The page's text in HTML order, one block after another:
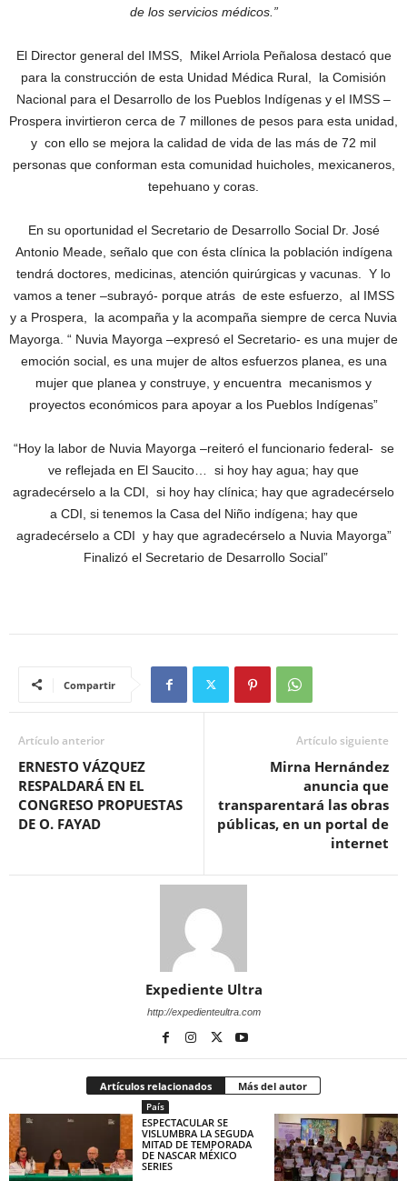
de los servicios médicos.”
El Director general del IMSS, Mikel Arriola Peñalosa destacó que
para la construcción de esta Unidad Médica Rural, la Comisión
Nacional para el Desarrollo de los Pueblos Indígenas y el IMSS –
Prospera invirtieron cerca de 7 millones de pesos para esta unidad,
y con ello se mejora la calidad de vida de las más de 72 mil
personas que conforman esta comunidad huicholes, mexicaneros,
tepehuano y coras.
En su oportunidad el Secretario de Desarrollo Social Dr. José
Antonio Meade, señalo que con ésta clínica la población indígena
tendrá doctores, medicinas, atención quirúrgicas y vacunas. Y lo
vamos a tener –subrayó- porque atrás de este esfuerzo, al IMSS
y a Prospera, la acompaña y la acompaña siempre de cerca Nuvia
Mayorga. “ Nuvia Mayorga –expresó el Secretario- es una mujer de
emoción social, es una mujer de altos esfuerzos planea, es una
mujer que planea y construye, y encuentra mecanismos y
proyectos económicos para apoyar a los Pueblos Indígenas”
“Hoy la labor de Nuvia Mayorga –reiteró el funcionario federal- se
ve reflejada en El Saucito… si hoy hay agua; hay que
agradecérselo a la CDI, si hoy hay clínica; hay que agradecérselo
a CDI, si tenemos la Casa del Niño indígena; hay que
agradecérselo a CDI y hay que agradecérselo a Nuvia Mayorga”
Finalizó el Secretario de Desarrollo Social”
Compartir
Artículo anterior
ERNESTO VÁZQUEZ
RESPALDARÁ EN EL
CONGRESO PROPUESTAS
DE O. FAYAD
Artículo siguiente
Mirna Hernández
anuncia que
transparentará las obras
públicas, en un portal de
internet
Expediente Ultra
http://expedienteultra.com
Artículos relacionados Más del autor
País
ESPECTACULAR SE
VISLUMBRA LA SEGUDA
MITAD DE TEMPORADA
DE NASCAR MÉXICO
SERIES